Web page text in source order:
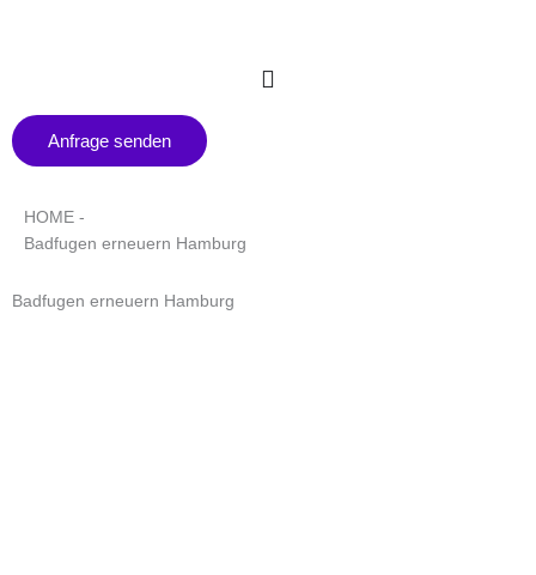
Anfrage senden
HOME -
Badfugen erneuern Hamburg
Badfugen erneuern Hamburg